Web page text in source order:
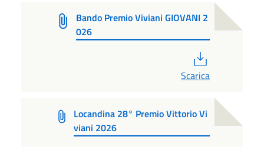
Bando Premio Viviani GIOVANI 2
026
Scarica
Locandina 28° Premio Vittorio Vi
viani 2026